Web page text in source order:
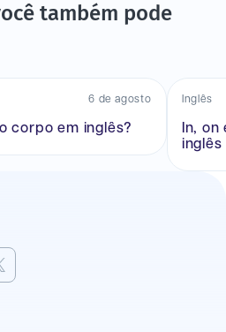
também pode
6 de agosto
corpo em inglês?
Inglês
In,
inglês